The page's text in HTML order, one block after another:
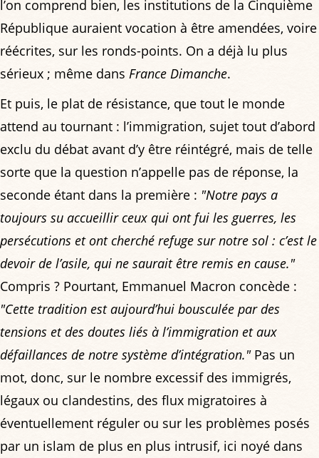
l’on comprend bien, les institutions de la Cinquième
République auraient vocation à être amendées, voire
réécrites, sur les ronds-points. On a déjà lu plus
sérieux ; même dans France Dimanche.
Et puis, le plat de résistance, que tout le monde
attend au tournant : l’immigration, sujet tout d’abord
exclu du débat avant d’y être réintégré, mais de telle
sorte que la question n’appelle pas de réponse, la
seconde étant dans la première : "Notre pays a
toujours su accueillir ceux qui ont fui les guerres, les
persécutions et ont cherché refuge sur notre sol : c’est le
devoir de l’asile, qui ne saurait être remis en cause."
Compris ? Pourtant, Emmanuel Macron concède :
"Cette tradition est aujourd’hui bousculée par des
tensions et des doutes liés à l’immigration et aux
défaillances de notre système d’intégration."Pas un
mot, donc, sur le nombre excessif des immigrés,
légaux ou clandestins, des flux migratoires à
éventuellement réguler ou sur les problèmes posés
par un islam de plus en plus intrusif, ici noyé dans